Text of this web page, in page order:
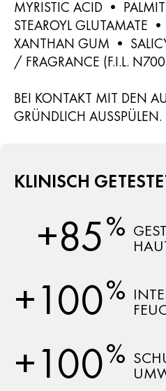
MYRISTIC ACID •
STEAROYL GLUTAMATE
XANTHAN GUM •
/ FRAGRANCE (F.I.L.
BEI KONTAKT MIT DEN
GRÜNDLICH AUSSPÜLEN.
KLINISCH
+85%
+100%
+100%